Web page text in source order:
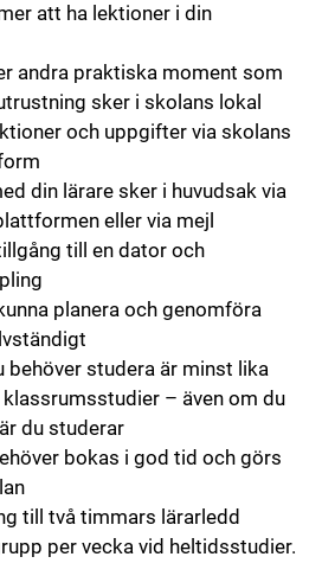
att ha lektioner i din
andra praktiska moment som
sker i skolans lokal
och uppgifter via skolans
din lärare sker i huvudsak via
eller via mejl
till en dator och
planera och genomföra
behöver studera är minst lika
– även om du
du studerar
bokas i god tid och görs
till två timmars lärarledd
per vecka vid heltidsstudier.